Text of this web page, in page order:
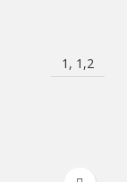
1, 1,2